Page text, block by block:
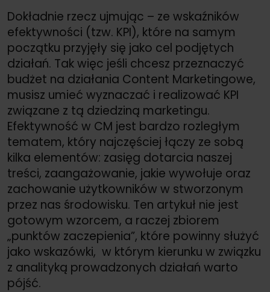
Dokładnie rzecz ujmując – ze wskaźników
efektywności (tzw. KPI), które na samym
początku przyjęły się jako cel podjętych
działań. Tak więc jeśli chcesz przeznaczyć
budżet na działania Content Marketingowe,
musisz umieć wyznaczać i realizować KPI
związane z tą dziedziną marketingu.
Efektywność w CM jest bardzo rozległym
tematem, który najczęściej łączy ze sobą
kilka elementów: zasięg dotarcia naszej
treści, zaangażowanie, jakie wywołuje oraz
zachowanie użytkowników w stworzonym
przez nas środowisku. Ten artykuł nie jest
gotowym wzorcem, a raczej zbiorem
„punktów zaczepienia”, które powinny służyć
jako wskazówki, w którym kierunku w związku
z analityką prowadzonych działań warto
pójść.